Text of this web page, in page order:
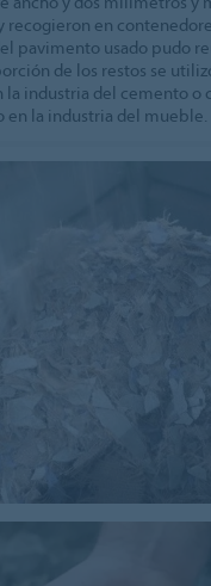
recogieron en
pavimento usado pudo
de los restos se
la industria del cemento o
la industria del mueble.